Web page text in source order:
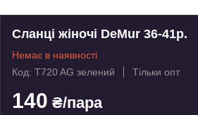
Сланці жіночі DeMur 36-41р.
Немає в наявності
Код: T720 AG зелений
Тільки опт
140 ₴/пара